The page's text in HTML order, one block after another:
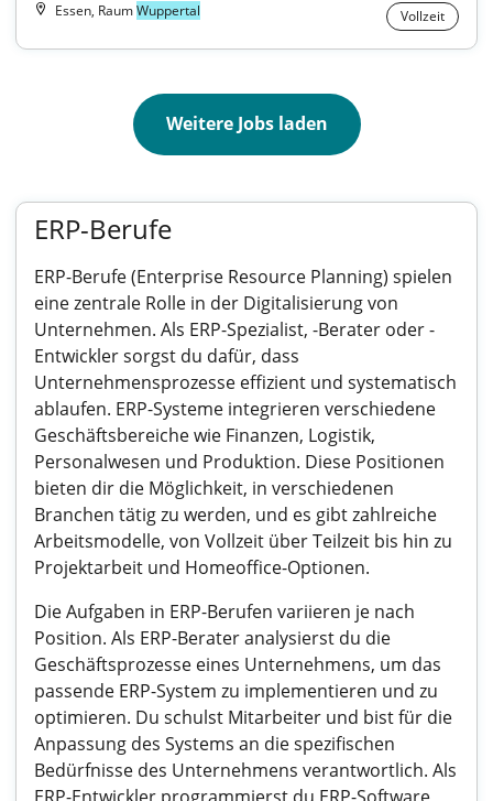
Essen, RaumWuppertal Vollzeit
Weitere Jobs laden
ERP-Berufe
ERP-Berufe (Enterprise Resource Planning) spielen
eine zentrale Rolle in der Digitalisierung von
Unternehmen. Als ERP-Spezialist, -Berater oder -
Entwickler sorgst du dafür, dass
Unternehmensprozesse effizient und systematisch
ablaufen. ERP-Systeme integrieren verschiedene
Geschäftsbereiche wie Finanzen, Logistik,
Personalwesen und Produktion. Diese Positionen
bieten dir die Möglichkeit, in verschiedenen
Branchen tätig zu werden, und es gibt zahlreiche
Arbeitsmodelle, von Vollzeit über Teilzeit bis hin zu
Projektarbeit und Homeoffice-Optionen.
Die Aufgaben in ERP-Berufen variieren je nach
Position. Als ERP-Berater analysierst du die
Geschäftsprozesse eines Unternehmens, um das
passende ERP-System zu implementieren und zu
optimieren. Du schulst Mitarbeiter und bist für die
Anpassung des Systems an die spezifischen
Bedürfnisse des Unternehmens verantwortlich. Als